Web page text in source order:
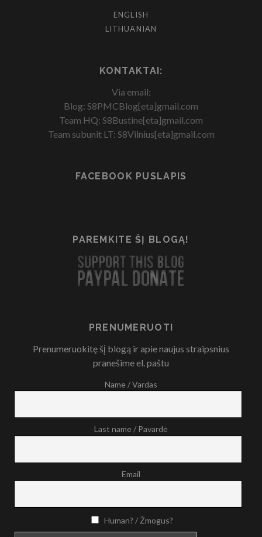
ENGLISH
LITHUANIAN
KONTAKTAI:
Via email:
Blog: S8PMCBlog[eta]gmail.com
Team HQ: S8Bustine[eta]gmail.com
Team subunit LT: S8Vilnius[eta]gmail.com
FACEBOOK PUSLAPIS
PAREMKITE ŠĮ BLOGĄ!
PRENUMERUOTI
Prenumeruokitę šį blogą ir apie naujus straipsnius
pranešime el. paštu
Name / Vardas
Last name / Pavardė
Email
Human? / Žmogus?